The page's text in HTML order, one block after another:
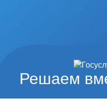
Решаем